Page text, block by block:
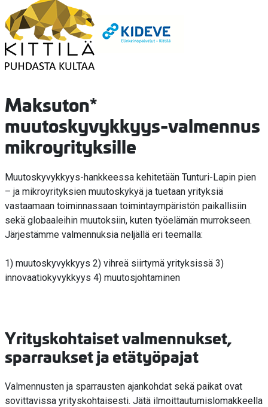
Maksuton*
muutoskyvykkyys-valmennus
mikroyrityksille
Muutoskyvykkyys-hankkeessa kehitetään Tunturi-Lapin pien
– ja mikroyrityksien muutoskykyä ja tuetaan yrityksiä
vastaamaan toiminnassaan toimintaympäristön paikallisiin
sekä globaaleihin muutoksiin, kuten työelämän murrokseen.
Järjestämme valmennuksia neljällä eri teemalla:
1) muutoskyvykkyys 2) vihreä siirtymä yrityksissä 3)
innovaatiokyvykkyys 4) muutosjohtaminen
Yrityskohtaiset valmennukset,
sparraukset ja etätyöpajat
Valmennusten ja sparrausten ajankohdat sekä paikat ovat
sovittavissa yrityskohtaisesti. Jätä ilmoittautumislomakkeella